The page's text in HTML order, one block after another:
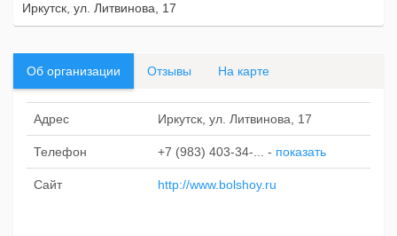
Иркутск, ул. Литвинова, 17
Об организации Отзывы На карте
Адрес Иркутск, ул. Литвинова, 17
Телефон +7 (983) 403-34-... - показать
Сайт http://www.bolshoy.ru